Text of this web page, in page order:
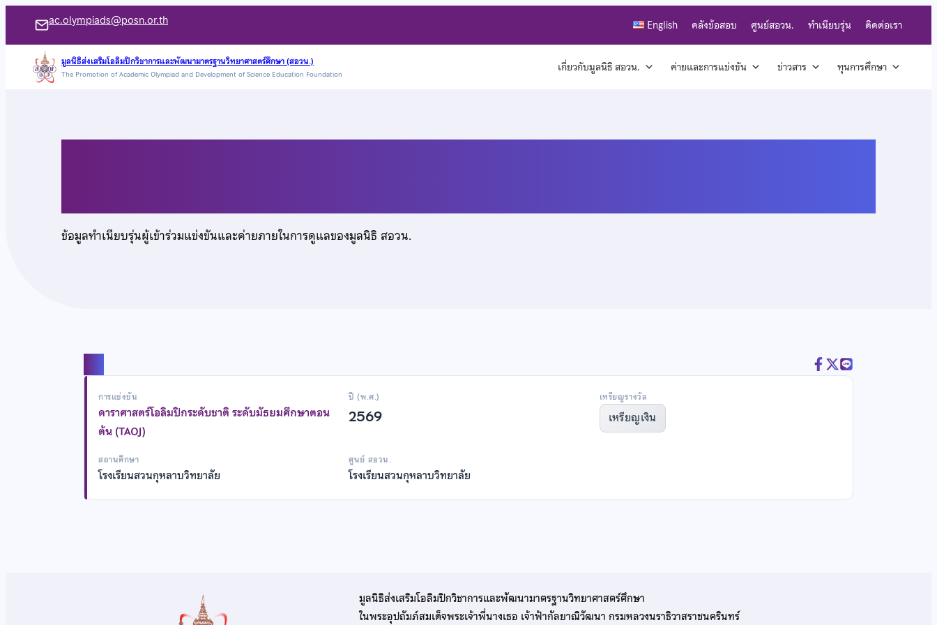
เนื้อหา
ac.olympiads@posn.or.th English คลังข้อสอบ ศูนย์สอวน. ทำเนียบรุ่น ติดต่อเรา
มูลนิธิส่งเสริมโอลิมปิกวิชาการและพัฒนามาตรฐานวิทยาศาสตร์ศึกษา (สอวน.)
The Promotion of Academic Olympiad and Development of Science Education Foundation เกี่ยวกับมูลนิธิ สอวน. ค่ายและการแข่งขัน ข่าวสาร ทุนการศึกษา
ข้อมูลทำเนียบรุ่นผู้เข้าร่วมแข่งขันและค่ายภายในการดูแลของมูลนิธิ สอวน.
การแข่งขัน
ดาราศาสตร์โอลิมปิกระดับชาติ ระดับมัธยมศึกษาตอน
ต้น (TAOJ)
ปี (พ.ศ.)
2569
เหรียญรางวัล
เหรียญเงิน
สถานศึกษา
โรงเรียนสวนกุหลาบวิทยาลัย
ศูนย์ สอวน.
โรงเรียนสวนกุหลาบวิทยาลัย
มูลนิธิส่งเสริมโอลิมปิกวิชาการและพัฒนามาตรฐานวิทยาศาสตร์ศึกษา
ในพระอุปถัมภ์สมเด็จพระเจ้าพี่นางเธอ เจ้าฟ้ากัลยาณิวัฒนา กรมหลวงนราธิวาสราชนครินทร์